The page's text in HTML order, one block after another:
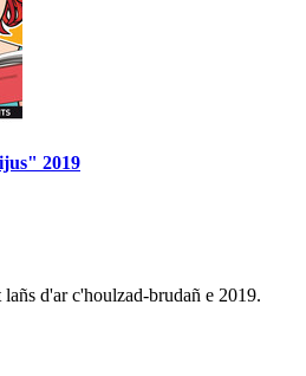
2019
lañs d'ar c'houlzad-brudañ e 2019.